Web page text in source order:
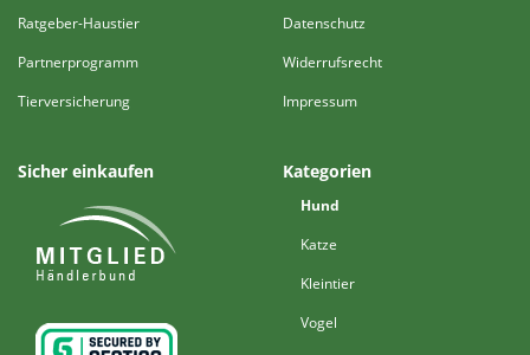
Ratgeber-Haustier
Partnerprogramm
Tierversicherung
Datenschutz
Widerrufsrecht
Impressum
Sicher einkaufen Kategorien
Hund
Katze
Kleintier
Vogel